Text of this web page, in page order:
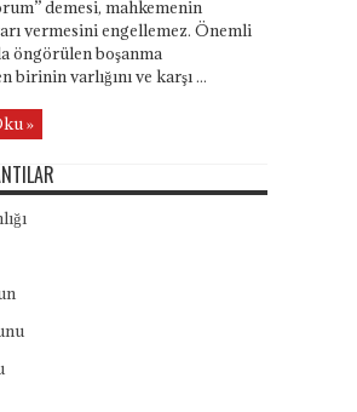
demesi, mahkemenin
vermesini engellemez. Önemli
öngörülen boşanma
birinin varlığını ve karşı ...
»